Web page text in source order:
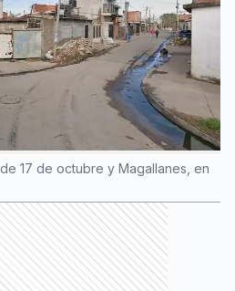
17 de octubre y Magallanes, en